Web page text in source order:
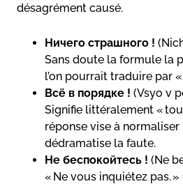
désagrément causé.
Ничего страшного !
Sans doute la formule la
l’on pourrait traduire par «
Всё в порядке ! (Vsyo v
Signifie littéralement «
réponse vise à
dédramatise la faute.
Не беспокойтесь ! (Ne
« Ne vous inquiétez pas.